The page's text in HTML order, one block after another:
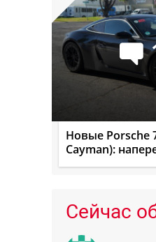
Новые Porsche
Cayman):
Сейчас